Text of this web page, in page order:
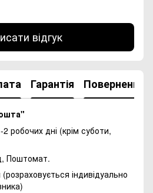
відгук
Гарантія Повернення
робочих дні (крім суботи,
Поштомат.
індивідуально